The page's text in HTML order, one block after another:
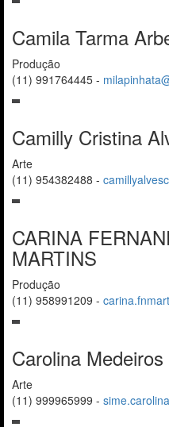
Camila Tarma
Produção
(11) 991764445 -
Camilly Cristina
Arte
(11) 954382488 -
CARINA
MARTINS
Produção
(11) 958991209 -
Carolina
Arte
(11) 999965999 -